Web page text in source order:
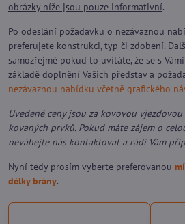
obrázky níže jsou pouze informativní.
Po odeslání požadavku o nezávaznou
preferujete konstrukci, typ či zdobení.
samozřejmě pokud to uvítáte, že se s
základě doplnění Vašich představ a
nezávaznou nabídku včetně grafického
Uvedené ceny jsou za kovovou
kovaných prvků. Pokud máte zájem o
neváhejte nás kontaktovat a rádi Vám
Nyní tedy prosím vyberte preferovanou
délky brány.